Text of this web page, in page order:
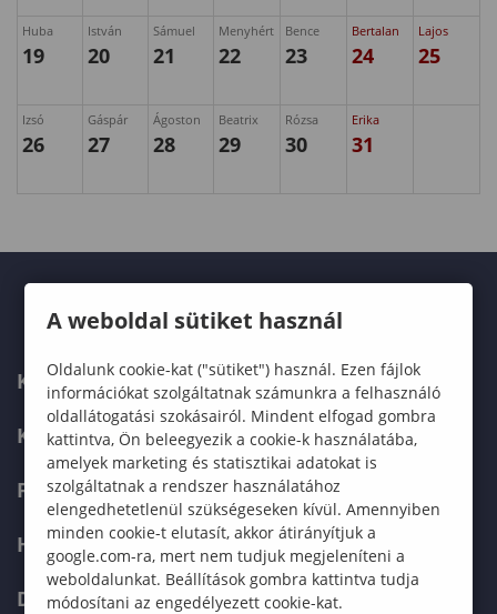
Huba
19
István
20
Sámuel
21
Menyhért
22
Bence
23
Bertalan
24
Lajos
25
Izsó
26
Gáspár
27
Ágoston
28
Beatrix
29
Rózsa
30
Erika
31
KARUNK
KÉPZÉSEK
FELVÉTELIZŐKNEK
HALLGATÓKNAK
DOKTORI ISKOLA
A weboldal sütiket használ
Oldalunk cookie-kat ("sütiket") használ. Ezen fájlok
információkat szolgáltatnak számunkra a felhasználó
oldallátogatási szokásairól. Mindent elfogad gombra
kattintva, Ön beleegyezik a cookie-k használatába,
amelyek marketing és statisztikai adatokat is
szolgáltatnak a rendszer használatához
elengedhetetlenül szükségeseken kívül. Amennyiben
minden cookie-t elutasít, akkor átirányítjuk a
google.com-ra, mert nem tudjuk megjeleníteni a
weboldalunkat. Beállítások gombra kattintva tudja
módosítani az engedélyezett cookie-kat.